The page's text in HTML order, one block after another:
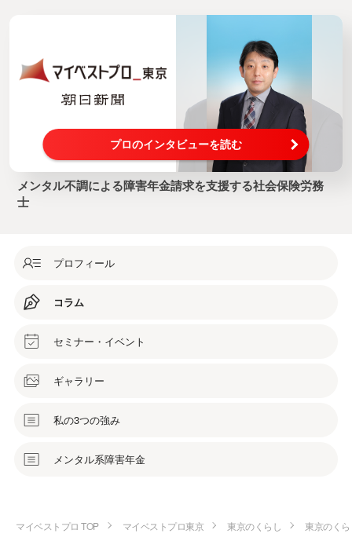
プロのインタビューを読む
メンタル不調による障害年金請求を支援する社会保険労務
士
プロフィール
コラム
セミナー・イベント
ギャラリー
私の3つの強み
メンタル系障害年金
マイベストプロ TOP マイベストプロ東京 東京のくらし 東京のく